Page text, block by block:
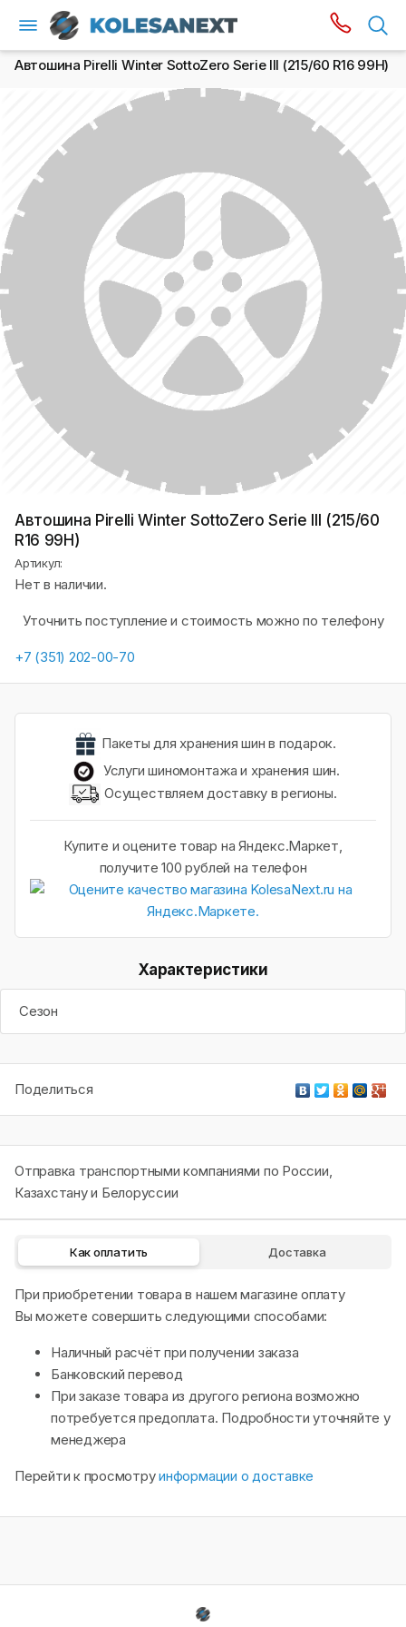
Автошина Pirelli Winter SottoZero Serie III (215/60 R16 99H)
Автошина Pirelli Winter SottoZero Serie III (215/60
R16 99H)
Артикул:
Нет в наличии.
Уточнить поступление и стоимость можно по телефону
+7 (351) 202-00-70
Пакеты для хранения шин в подарок.
Услуги шиномонтажа и хранения шин.
Осуществляем доставку в регионы.
Купите и оцените товар на Яндекс.Маркет,
получите 100 рублей на телефон
Характеристики
Сезон
Поделиться
Отправка транспортными компаниями по России,
Казахстану и Белоруссии
Как оплатить Доставка
При приобретении товара в нашем магазине оплату
Вы можете совершить следующими способами:
Наличный расчёт при получении заказа
Банковский перевод
При заказе товара из другого региона возможно
потребуется предоплата. Подробности уточняйте у
менеджера
Перейти к просмотруинформации о доставке